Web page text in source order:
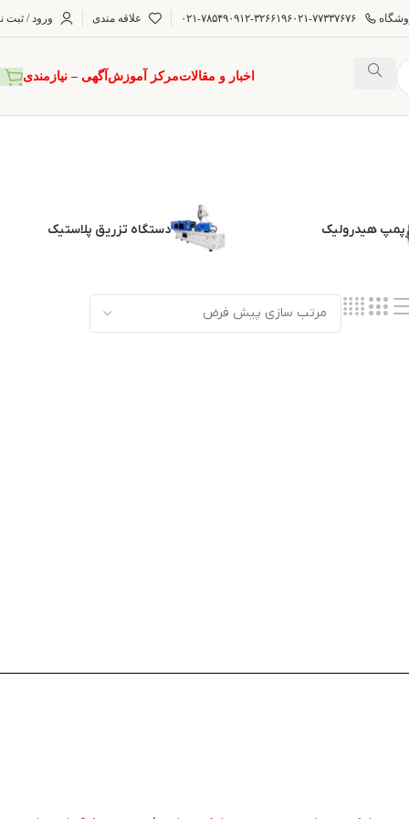
۰۲۱-۷۷۳۳۷۶۷۶۰۹۱۲-۳۲۶۶۱۹۶۰۲۱-۷۸۵۴۹ علاقه مندی ورود / ثبت
اخبار و مقالاتمرکز آموزش آگهی – نیازمندی
پمپ هیدرولیک دستگاه تزریق پلاستیک